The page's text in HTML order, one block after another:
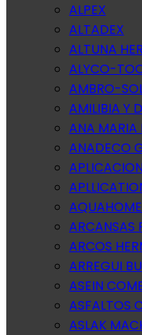
ALPEX
ALTADEX
ALTUNA
ALYCO-
AMBRO-
AMILIBIA Y
ANA MARIA
ANADECO
ARCANSAS
ARCOS
ARREGUI
ASEIN
ASFALTOS
ASLAK